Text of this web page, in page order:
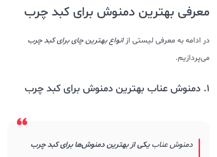
معرفی بهترین دمنوش برای کبد چرب
در ادامه به معرفی لیستی از انواع بهترین چای برای کبد چرب
می‌پردازیم.
1. دمنوش عناب بهترین دمنوش برای کبد چرب
دمنوش عنابیکی از بهترین دمنوش‌ها برای کبد چرب